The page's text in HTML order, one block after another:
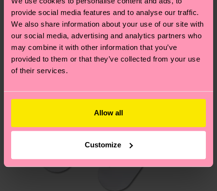
provide social media features and to analyse our traffic.
We also share information about your use of our site with
our social media, advertising and analytics partners who
may combine it with other information that you’ve
provided to them or that they’ve collected from your use
of their services.
Allow all
Customize
Du hast Fragen zu einer Retoure? In unserem
Hilfebereich im ArtikelRetourenfindest du die
am häufigsten gestellten Fragen.